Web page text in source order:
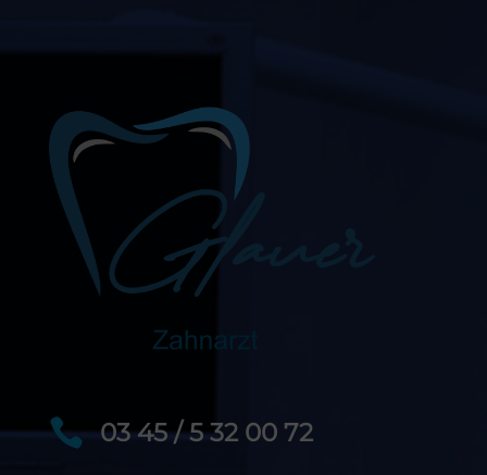
 03 45 / 5 32 00 72